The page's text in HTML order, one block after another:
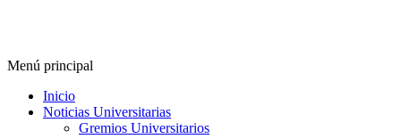
Menú principal
Inicio
Noticias Universitarias
Gremios Universitarios